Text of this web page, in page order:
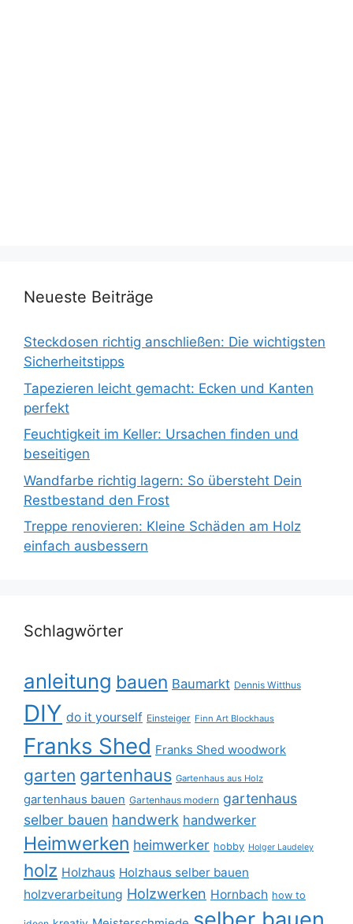
Neueste Beiträge
Steckdosen richtig anschließen: Die wichtigsten
Sicherheitstipps
Tapezieren leicht gemacht: Ecken und Kanten
perfekt
Feuchtigkeit im Keller: Ursachen finden und
beseitigen
Wandfarbe richtig lagern: So übersteht Dein
Restbestand den Frost
Treppe renovieren: Kleine Schäden am Holz
einfach ausbessern
Schlagwörter
anleitung bauen Baumarkt Dennis Witthus
DIY do it yourself Einsteiger Finn Art Blockhaus
Franks Shed Franks Shed woodwork
garten gartenhaus Gartenhaus aus Holz
gartenhaus bauen Gartenhaus modern gartenhaus
selber bauen handwerk handwerker
Heimwerken heimwerker hobby Holger Laudeley
holz Holzhaus Holzhaus selber bauen
holzverarbeitung Holzwerken Hornbach how to